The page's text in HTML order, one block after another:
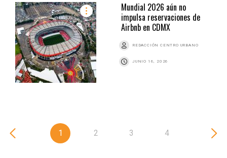
Mundial 2026 aún no
impulsa reservaciones de
Airbnb en CDMX
REDACCIÓN CENTRO URBANO
JUNIO 16, 2026
1 2 3 4